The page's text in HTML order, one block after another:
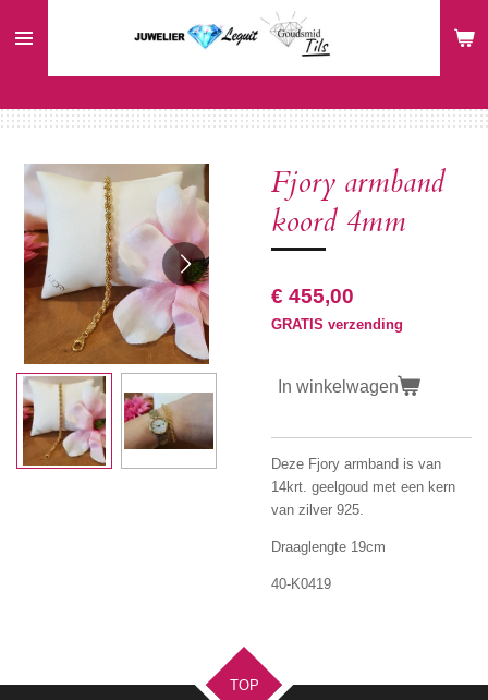
direct
hoofdinhoud
Fjory armband
koord 4mm
€ 455,00
GRATIS verzending
In winkelwagen
Deze Fjory armband is van
14krt. geelgoud met een kern
van zilver 925.
Draaglengte 19cm
40-K0419
TOP